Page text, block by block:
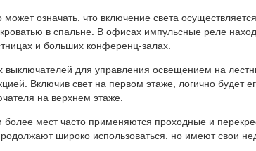
может означать, что включение света
в спальне. В офисах импульсные реле
и больших конференц-залах.
выключателей для управления освещением на
Включив свет на первом этаже, логично будет
на верхнем этаже.
более мест часто применяются проходные и
широко использоваться, но имеют свои